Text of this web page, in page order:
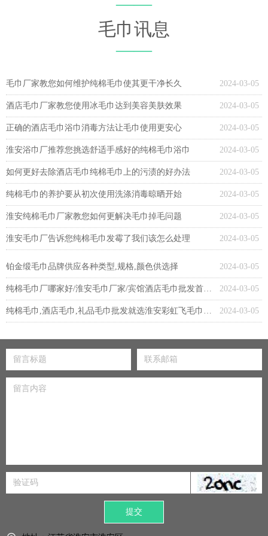
2024-03-05
毛巾厂家教您如何维护纯棉毛巾使其更干净长久
2024-03-05
酒店毛巾厂家教您使用冰毛巾达到美容美肤效果
2024-03-05
正确的酒店毛巾浴巾消毒方法让毛巾使用更安心
2024-03-05
淮安浴巾厂推荐您挑选舒适手感好的纯棉毛巾浴巾
2024-03-05
如何更好去除酒店毛巾纯棉毛巾上的污渍的好办法
2024-03-05
纯棉毛巾的养护要从初次使用洗涤消毒晾晒开始
2024-03-05
淮安纯棉毛巾厂家教您如何更解决毛巾掉毛问题
2024-03-05
淮安毛巾厂告诉您纯棉毛巾发霉了我们该怎么处理
毛巾讯息
——
2024-03-05
铂金缎毛巾品牌供应各种类型,规格,颜色供选择
2024-03-05
纯棉毛巾厂哪家好/淮安毛巾厂家/宾馆酒店毛巾批发首选淮安彩虹飞毛巾厂
2024-03-05
纯棉毛巾,酒店毛巾,礼品毛巾批发就选淮安彩虹飞毛巾织造有限公司
提交